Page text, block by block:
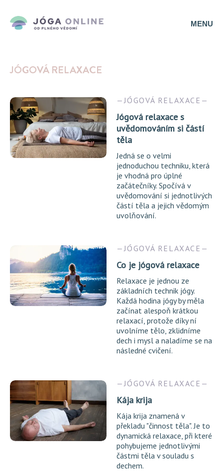
MENU
JÓGOVÁ RELAXACE
JÓGOVÁ RELAXACE
Jógová relaxace s
uvědomováním si částí
těla
Jedná se o velmi
jednoduchou techniku, která
je vhodná pro úplné
začátečníky. Spočívá v
uvědomování si jednotlivých
částí těla a jejich vědomým
uvolňování.
JÓGOVÁ RELAXACE
Co je jógová relaxace
Relaxace je jednou ze
základních technik jógy.
Každá hodina jógy by měla
začínat alespoň krátkou
relaxací, protože díky ní
uvolníme tělo, zklidníme
dech i mysl a naladíme se na
následné cvičení.
JÓGOVÁ RELAXACE
Kája krija
Kája krija znamená v
překladu "činnost těla". Je to
dynamická relaxace, při které
pohybujeme jednotlivými
částmi těla v souladu s
dechem.